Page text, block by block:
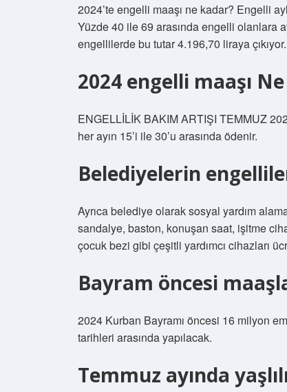
2024’te engelli maaşı ne kadar? Engelli
Yüzde 40 ile 69 arasında engelli olanlara
engellilerde bu tutar 4.196,70 liraya çıkıyor.
2024 engelli maaşı
ENGELLİLİK BAKIM ARTIŞI TEMMUZ
her ayın 15’i ile 30’u arasında ödenir.
Belediyelerin
Ayrıca belediye olarak sosyal yardım
sandalye, baston, konuşan saat, işitme
çocuk bezi gibi çeşitli yardımcı cihazları
Bayram öncesi
2024 Kurban Bayramı öncesi 16 milyon
tarihleri ​​arasında yapılacak.
Temmuz ayında